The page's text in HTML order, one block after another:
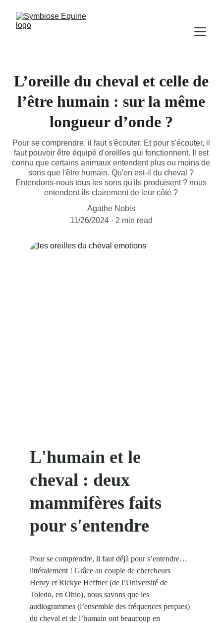
L’oreille du cheval et celle de
l’être humain : sur la même
longueur d’onde ?
Pour se comprendre, il faut s'écouter. Et pour s'écouter, il
faut pouvoir être équipé d'oreilles qui fonctionnent. Il est
connu que certains animaux entendent plus ou moins de
sons que l'être humain. Qu'en est-il du cheval ?
Entendons-nous tous les sons qu'ils produisent ? nous
entendent-ils clairement de leur côté ?
Agathe Nobis
11/26/2024
2 min read
L'humain et le
cheval : deux
mammifères faits
pour s'entendre
Pour se comprendre, il faut déjà pour s’entendre…
littéralement ! Grâce au couple de chercheurs
Henry et Rickye Heffner (de l’Université de
Toledo, en Ohio), nous savons que les
audiogrammes (l’ensemble des fréquences perçues)
du cheval et de l’humain ont beaucoup en